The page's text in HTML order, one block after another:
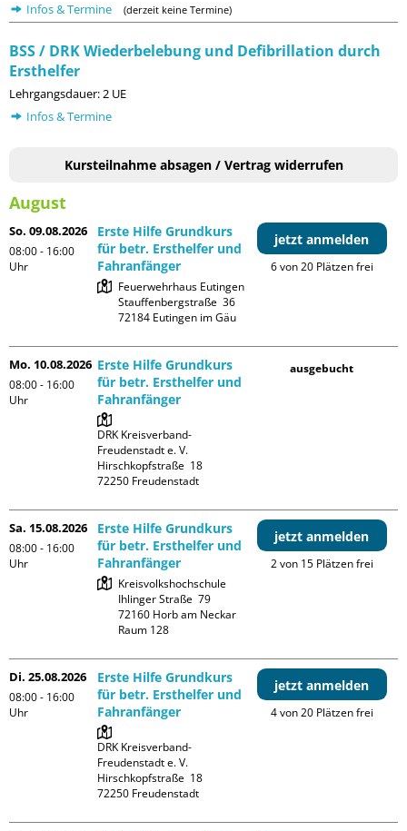
Infos & Termine
(derzeit keine Termine)
BSS / DRK Wiederbelebung und Defibrillation durch
Ersthelfer
Lehrgangsdauer: 2 UE
Infos & Termine
Kursteilnahme absagen / Vertrag widerrufen
August
So. 09.08.2026
08:00 - 16:00
Uhr
Erste Hilfe Grundkurs
für betr. Ersthelfer und
Fahranfänger
Feuerwehrhaus Eutingen
Stauffenbergstraße  36
jetzt anmelden
6 von 20 Plätzen frei
Mo. 10.08.2026
08:00 - 16:00
Uhr
Erste Hilfe Grundkurs
für betr. Ersthelfer und
Fahranfänger
DRK Kreisverband-
Freudenstadt e. V.
Hirschkopfstraße  18
ausgebucht
Sa. 15.08.2026
08:00 - 16:00
Uhr
Erste Hilfe Grundkurs
für betr. Ersthelfer und
Fahranfänger
Kreisvolkshochschule
Ihlinger Straße  79
72160 Horb am Neckar
Raum 128
jetzt anmelden
2 von 15 Plätzen frei
Di. 25.08.2026
08:00 - 16:00
Uhr
Erste Hilfe Grundkurs
für betr. Ersthelfer und
Fahranfänger
DRK Kreisverband-
Freudenstadt e. V.
Hirschkopfstraße  18
jetzt anmelden
4 von 20 Plätzen frei